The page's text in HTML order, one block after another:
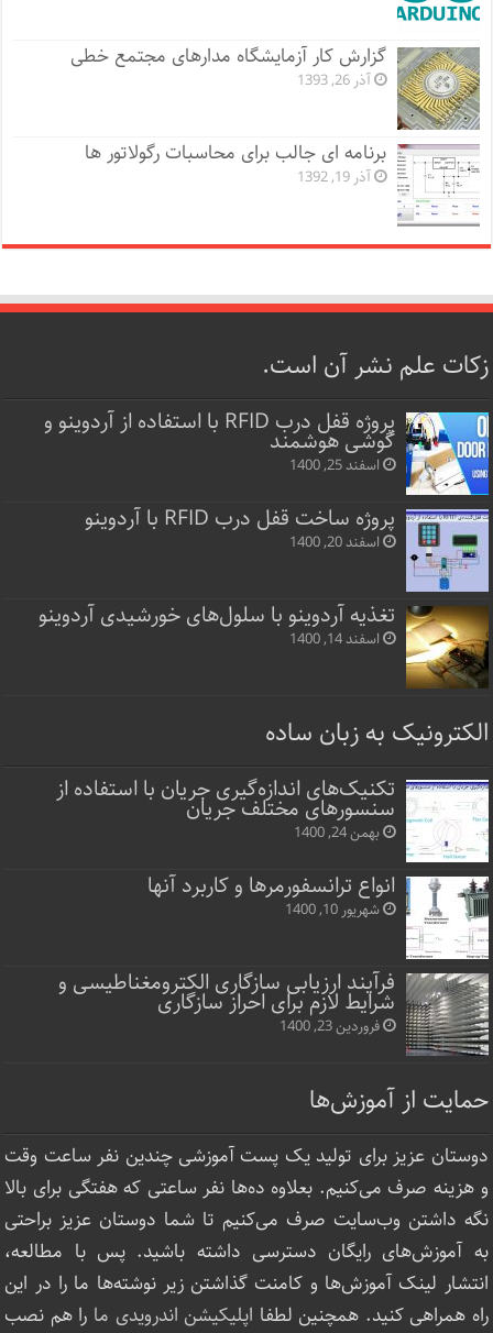
گزارش کار آزمایشگاه مدارهای مجتمع خطی
آذر 26, 1393
برنامه ای جالب برای محاسبات رگولاتور ها
آذر 19, 1392
زکات علم نشر آن است.
پروژه قفل‌ درب RFID با استفاده از آردوینو و
گوشی هوشمند
اسفند 25, 1400
پروژه ساخت قفل‌ درب RFID با آردوینو
اسفند 20, 1400
تغذیه آردوینو با سلول‌های خورشیدی آردوینو
اسفند 14, 1400
الکترونیک به زبان ساده
تکنیک‌های اندازه‌گیری جریان با استفاده از
سنسورهای مختلف جریان
بهمن 24, 1400
انواع ترانسفورمرها و کاربرد آنها
شهریور 10, 1400
فرآیند ارزیابی سازگاری الکترومغناطیسی و
شرایط لازم برای احراز سازگاری
فروردین 23, 1400
حمایت از آموزش‌ها
دوستان عزیز برای تولید یک پست آموزشی چندین نفر ساعت‌ وقت
و هزینه صرف می‌کنیم. بعلاوه ده‌ها نفر ساعتی که هفتگی برای بالا
نگه داشتن وب‌سایت صرف ‌می‌کنیم تا شما دوستان عزیز براحتی
به آموزش‌های رایگان دسترسی داشته باشید. پس با مطالعه،
انتشار لینک‌ آموزش‌ها و کامنت گذاشتن زیر نوشته‌‌ها ما را در این
راه همراهی کنید. همچنین لطفا اپلیکیشن اندرویدی ما را هم نصب